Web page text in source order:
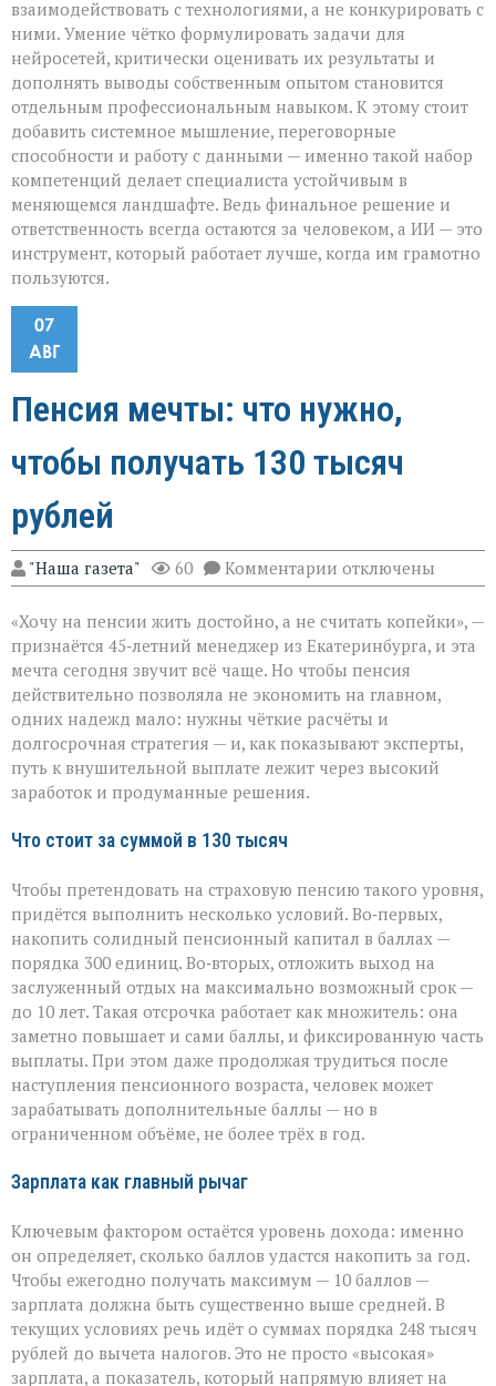
взаимодействовать с технологиями, а не конкурировать с
ними. Умение чётко формулировать задачи для
нейросетей, критически оценивать их результаты и
дополнять выводы собственным опытом становится
отдельным профессиональным навыком. К этому стоит
добавить системное мышление, переговорные
способности и работу с данными — именно такой набор
компетенций делает специалиста устойчивым в
меняющемся ландшафте. Ведь финальное решение и
ответственность всегда остаются за человеком, а ИИ — это
инструмент, который работает лучше, когда им грамотно
пользуются.
07
АВГ
Пенсия мечты: что нужно,
чтобы получать 130 тысяч
рублей
"Наша газета" 60 Комментарии к
записи
мечты:
что
нужно,
чтобы
получать
130
тысяч
рублей
отключены
«Хочу на пенсии жить достойно, а не считать копейки», —
признаётся 45‑летний менеджер из Екатеринбурга, и эта
мечта сегодня звучит всё чаще. Но чтобы пенсия
действительно позволяла не экономить на главном,
одних надежд мало: нужны чёткие расчёты и
долгосрочная стратегия — и, как показывают эксперты,
путь к внушительной выплате лежит через высокий
заработок и продуманные решения.
Что стоит за суммой в 130 тысяч
Чтобы претендовать на страховую пенсию такого уровня,
придётся выполнить несколько условий. Во‑первых,
накопить солидный пенсионный капитал в баллах —
порядка 300 единиц. Во‑вторых, отложить выход на
заслуженный отдых на максимально возможный срок —
до 10 лет. Такая отсрочка работает как множитель: она
заметно повышает и сами баллы, и фиксированную часть
выплаты. При этом даже продолжая трудиться после
наступления пенсионного возраста, человек может
зарабатывать дополнительные баллы — но в
ограниченном объёме, не более трёх в год.
Зарплата как главный рычаг
Ключевым фактором остаётся уровень дохода: именно
он определяет, сколько баллов удастся накопить за год.
Чтобы ежегодно получать максимум — 10 баллов —
зарплата должна быть существенно выше средней. В
текущих условиях речь идёт о суммах порядка 248 тысяч
рублей до вычета налогов. Это не просто «высокая»
зарплата, а показатель, который напрямую влияет на